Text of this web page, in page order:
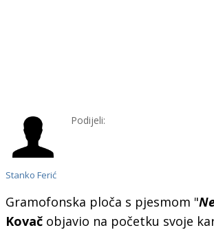
Stanko Ferić
Podijeli:
Gramofonska ploča s pjesmom "
Kovačobjavio na početku svoje